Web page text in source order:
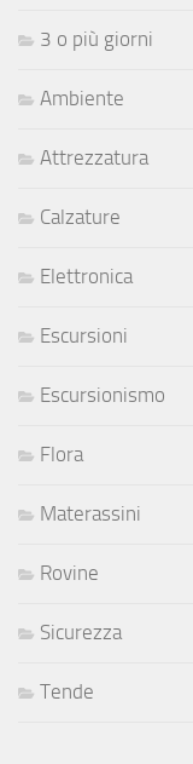
3 o più giorni
Ambiente
Attrezzatura
Calzature
Elettronica
Escursioni
Escursionismo
Flora
Materassini
Rovine
Sicurezza
Tende